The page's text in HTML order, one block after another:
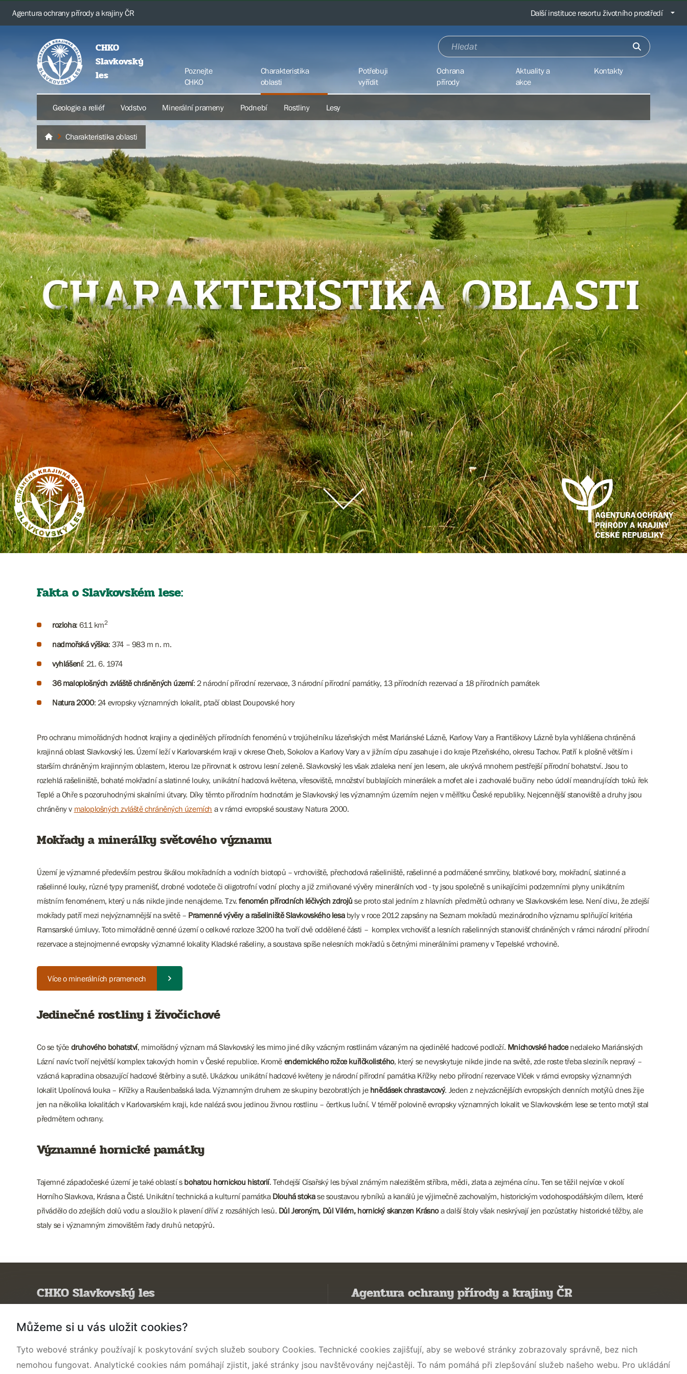
Agentura ochrany přírody a krajiny ČR Další instituce resortu životního prostředí
CHKO
Slavkovský
les
Poznejte
CHKO
Charakteristika
oblasti
Geologie a reliéf Vodstvo Minerální prameny Podnebí Rostliny Lesy
Potřebuji
vyřídit
Ochrana
přírody
Aktuality a
akce
Kontakty
Slavkovský les
Charakteristika oblasti
Fakta o Slavkovském lese:
rozloha: 611 km2
nadmořská výška: 374 – 983 m n. m.
vyhlášení: 21. 6. 1974
36 maloplošných zvláště chráněných území: 2 národní přírodní rezervace, 3 národní přírodní památky, 13 přírodních rezervací a 18 přírodních památek
Natura 2000: 24 evropsky významných lokalit, ptačí oblast Doupovské hory
Pro ochranu mimořádných hodnot krajiny a ojedinělých přírodních fenoménů v trojúhelníku lázeňských měst Mariánské Lázně, Karlovy Vary a Františkovy Lázně byla vyhlášena chráněná
krajinná oblast Slavkovský les. Území leží v Karlovarském kraji v okrese Cheb, Sokolov a Karlovy Vary a v jižním cípu zasahuje i do kraje Plzeňského, okresu Tachov. Patří k plošně větším i
starším chráněným krajinným oblastem, kterou lze přirovnat k ostrovu lesní zeleně. Slavkovský les však zdaleka není jen lesem, ale ukrývá mnohem pestřejší přírodní bohatství. Jsou to
rozlehlá rašeliniště, bohaté mokřadní a slatinné louky, unikátní hadcová květena, vřesoviště, množství bublajících minerálek a mofet ale i zachovalé bučiny nebo údolí meandrujících toků řek
Teplé a Ohře s pozoruhodnými skalními útvary. Díky těmto přírodním hodnotám je Slavkovský les významným územím nejen v měřítku České republiky. Nejcennější stanoviště a druhy jsou
chráněny v maloplošných zvláště chráněných územích a v rámci evropské soustavy Natura 2000.
Mokřady a minerálky světového významu
Území je významné především pestrou škálou mokřadních a vodních biotopů – vrchoviště, přechodová rašeliniště, rašelinné a podmáčené smrčiny, blatkové bory, mokřadní, slatinné a
rašelinné louky, různé typy pramenišť, drobné vodoteče či oligotrofní vodní plochy a již zmiňované vývěry minerálních vod - ty jsou společně s unikajícími podzemními plyny unikátním
místním fenoménem, který u nás nikde jinde nenajdeme. Tzv.fenomén přírodních léčivých zdrojů se proto stal jedním z hlavních předmětů ochrany ve Slavkovském lese. Není divu, že zdejší
mokřady patří mezi nejvýznamnější na světě – Pramenné vývěry a rašeliniště Slavkovského lesabyly v roce 2012 zapsány na Seznam mokřadů mezinárodního významu splňující kritéria
Ramsarské úmluvy. Toto mimořádně cenné území o celkové rozloze 3200 ha tvoří dvě oddělené části – komplex vrchovišť a lesních rašelinných stanovišť chráněných v rámci národní přírodní
rezervace a stejnojmenné evropsky významné lokality Kladské rašeliny, a soustava spíše nelesních mokřadů s četnými minerálními prameny v Tepelské vrchovině.
Více o minerálních pramenech
Jedinečné rostliny i živočichové
Co se týče druhového bohatství, mimořádný význam má Slavkovský les mimo jiné díky vzácným rostlinám vázaným na ojedinělé hadcové podloží. Mnichovské hadcenedaleko Mariánských
Lázní navíc tvoří největší komplex takových hornin v České republice. Kromě endemického rožce kuřičkolistého, který se nevyskytuje nikde jinde na světě, zde roste třeba sleziník nepravý –
vzácná kapradina obsazující hadcové štěrbiny a sutě. Ukázkou unikátní hadcové květeny je národní přírodní památka Křížky nebo přírodní rezervace Vlček v rámci evropsky významných
lokalit Upolínová louka – Křížky a Raušenbašská lada. Významným druhem ze skupiny bezobratlých je hnědásek chrastavcový. Jeden z nejvzácnějších evropských denních motýlů dnes žije
jen na několika lokalitách v Karlovarském kraji, kde nalézá svou jedinou živnou rostlinu – čertkus luční. V téměř polovině evropsky významných lokalit ve Slavkovském lese se tento motýl stal
předmětem ochrany.
Významné hornické památky
Tajemné západočeské území je také oblastí s bohatou hornickou historií. Tehdejší Císařský les býval známým nalezištěm stříbra, mědi, zlata a zejména cínu. Ten se těžil nejvíce v okolí
Horního Slavkova, Krásna a Čisté. Unikátní technická a kulturní památka Dlouhá stokase soustavou rybníků a kanálů je výjimečně zachovalým, historickým vodohospodářským dílem, které
přivádělo do zdejších dolů vodu a sloužilo k plavení dříví z rozsáhlých lesů. Důl Jeroným, Důl Vilém, hornický skanzen Krásnoa další štoly však neskrývají jen pozůstatky historické těžby, ale
staly se i významným zimovištěm řady druhů netopýrů.
CHKO Slavkovský les
Poznejte CHKO
Ochrana přírody
Potřebuji vyřídit
Agentura ochrany přírody a krajiny ČR
Chráníme přírodu a krajinu
Pečujeme o přírodu a krajinu
Můžeme si u vás uložit cookies?
Tyto webové stránky používají k poskytování svých služeb soubory Cookies. Technické cookies zajišťují, aby se webové stránky zobrazovaly správně, bez nich
nemohou fungovat. Analytické cookies nám pomáhají zjistit, jaké stránky jsou navštěvovány nejčastěji. To nám pomáhá při zlepšování služeb našeho webu. Pro ukládání